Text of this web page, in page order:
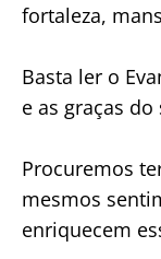
fortaleza,
Basta ler o
e as graças
Procuremos
mesmos
enriquecem